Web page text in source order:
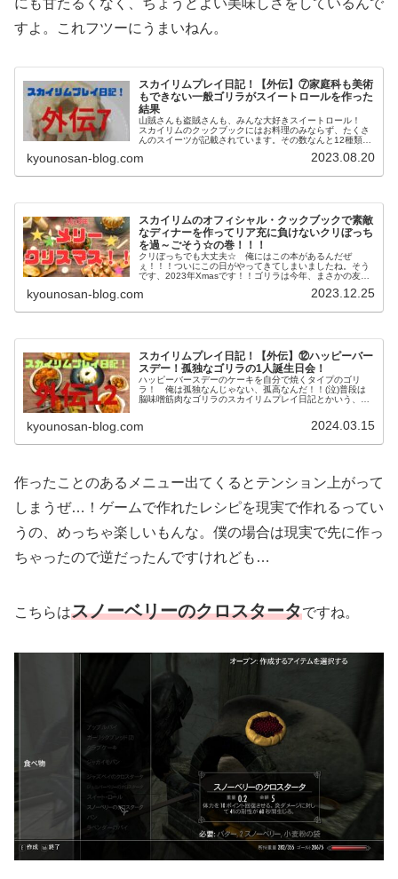
にも甘たるくなく、ちょうどよい美味しさをしているんで
すよ。これフツーにうまいねん。
スカイリムプレイ日記！【外伝】⑦家庭科も美術
もできない一般ゴリラがスイートロールを作った
結果
山賊さんも盗賊さんも、みんな大好きスイートロール！
スカイリムのクックブックにはお料理のみならず、たくさ
んのスイーツが記載されています。その数なんと12種類。
ず、ホワイトランとジョルバス...
kyounosan-blog.com 2023.08.20
スカイリムのオフィシャル・クックブックで素敵
なディナーを作ってリア充に負けないクリぼっち
を過～ごそう☆の巻！！！
クリぼっちでも大丈夫☆ 俺にはこの本があるんだぜ
ぇ！！！ついにこの日がやってきてしまいましたね。そう
です、2023年Xmasです！！ゴリラは今年、まさかの友人
運命づけられてしまいました。「...
kyounosan-blog.com 2023.12.25
スカイリムプレイ日記！【外伝】⑫ハッピーバー
スデー！孤独なゴリラの1人誕生日会！
ハッピーバースデーのケーキを自分で焼くタイプのゴリ
ラ！ 俺は孤独なんじゃない、孤高なんだ！！(泣)普段は
脳味噌筋肉なゴリラのスカイリムプレイ日記とかいう、い
kyounosan-blog.com 2024.03.15
作ったことのあるメニュー出てくるとテンション上がって
しまうぜ…！ゲームで作れたレシピを現実で作れるってい
うの、めっちゃ楽しいもんな。僕の場合は現実で先に作っ
ちゃったので逆だったんですけれども…
こちらはスノーベリーのクロスタータですね。